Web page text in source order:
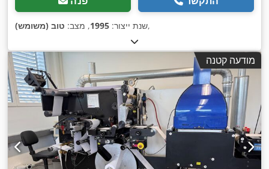
שנת ייצור: 1995, מצב: טוב (משומש) ,
מודעה קטנה